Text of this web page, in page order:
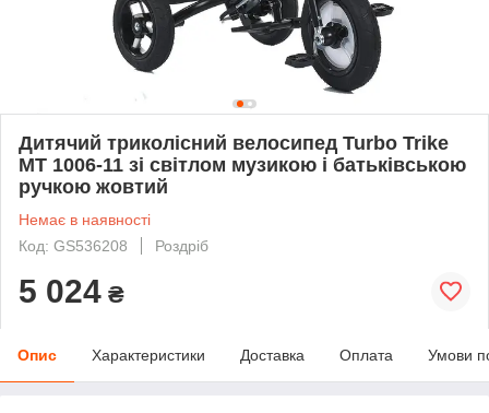
Дитячий триколісний велосипед Turbo Trike
MT 1006-11 зі світлом музикою і батьківською
ручкою жовтий
Немає в наявності
Код: GS536208
Роздріб
5 024 ₴
Опис Характеристики Доставка Оплата Умови